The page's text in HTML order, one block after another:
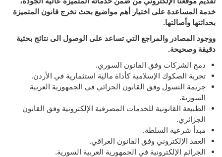
خدمة المساعدة على اختيار أهم مواضيع بحث تخرج قانون المتميزة
بحداثتها وأصالتها.
ووجود المصادر والمراجع التي تساعد على الوصول الى نتائج بحثية
دقيقة وصحيحة.
دمج الشركات وفق القانون السوري.
تجربة الصكوك الإسلامية كأداة مالية استثمارية في الأردن.
جريمة التسول وفق القانون الجزائي في الجمهورية العربية
السورية.
الطبيعة القانونية للخدمات المصرفية الإلكترونية وفق القانون
الجزائري.
مبدأ شرعية السلطة.
العقد الإلكتروني وفق القانون العراقي.
الجرائم الإلكترونية في الجمهورية العربية السورية.